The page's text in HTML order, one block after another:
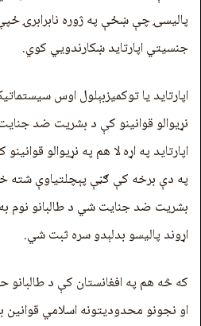
پالیسۍ چې ښځې په ژوره نابرابرۍ
جنسيتي اپارتاید ښکارندويي کوي.
اپارتاید یا توکمیزبېلول اوس
نړیوالو قوانینو کې د بشریت ضد
اپارتاید په اړه لا هم په نړیوالو
په دې برخه کې ګڼې پېچلتیاوې شته
بشريت ضد جنایت شي د طالبانو نوم
اړوند پالیسو بدلېدو سره ثبت شي.
که څه هم په افغانستان کې د
او نجونو محدودیتونه اسلامي قوانین